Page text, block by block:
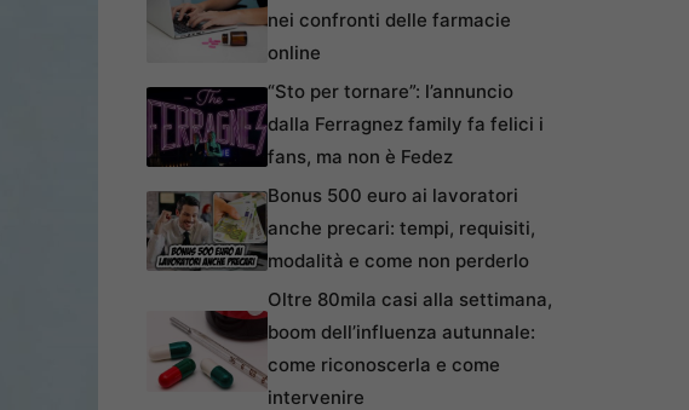
nei confronti delle farmacie
online
“Sto per tornare”: l’annuncio
dalla Ferragnez family fa felici i
fans, ma non è Fedez
Bonus 500 euro ai lavoratori
anche precari: tempi, requisiti,
modalità e come non perderlo
Oltre 80mila casi alla settimana,
boom dell’influenza autunnale:
come riconoscerla e come
intervenire